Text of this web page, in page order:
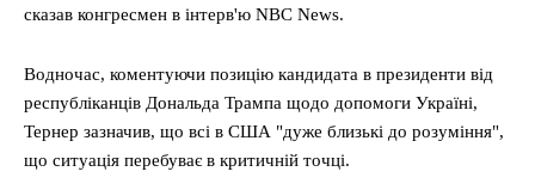
сказав конгресмен в інтерв'ю NBC News.
Водночас, коментуючи позицію кандидата в президенти від
республіканців Дональда Трампа щодо допомоги Україні,
Тернер зазначив, що всі в США "дуже близькі до розуміння",
що ситуація перебуває в критичній точці.